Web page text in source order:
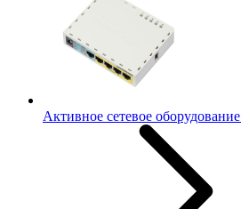
Активное сетевое оборудование